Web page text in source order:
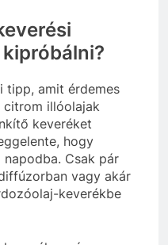
tipp, amit érdemes
citrom illóolajak
keveréket
hogy
Csak pár
vagy akár
keverékbe